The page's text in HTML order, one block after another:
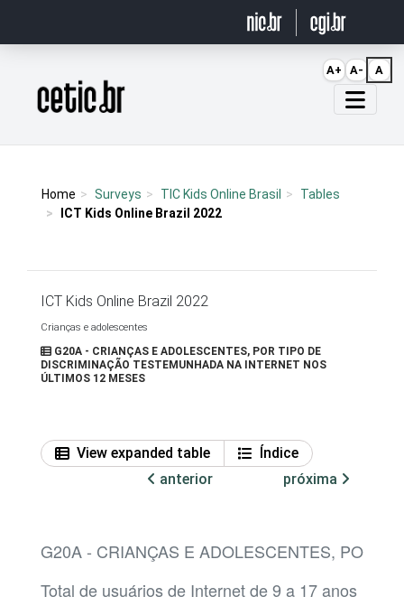
Página inicial
Home Surveys TIC Kids Online Brasil
Tables
ICT Kids Online Brazil 2022
ICT Kids Online Brazil 2022
Crianças e adolescentes
G20A - CRIANÇAS E ADOLESCENTES, POR TIPO DE
DISCRIMINAÇÃO TESTEMUNHADA NA INTERNET NOS
ÚLTIMOS 12 MESES
View expanded table
Índice
anterior
próxima
G20A - CRIANÇAS E ADOLESCENTES, POR
Total de usuários de Internet de 9 a 17 anos
A+ A- A